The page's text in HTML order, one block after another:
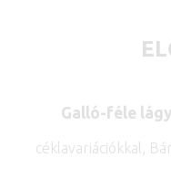
Galló-féle
céklavariációkkal,